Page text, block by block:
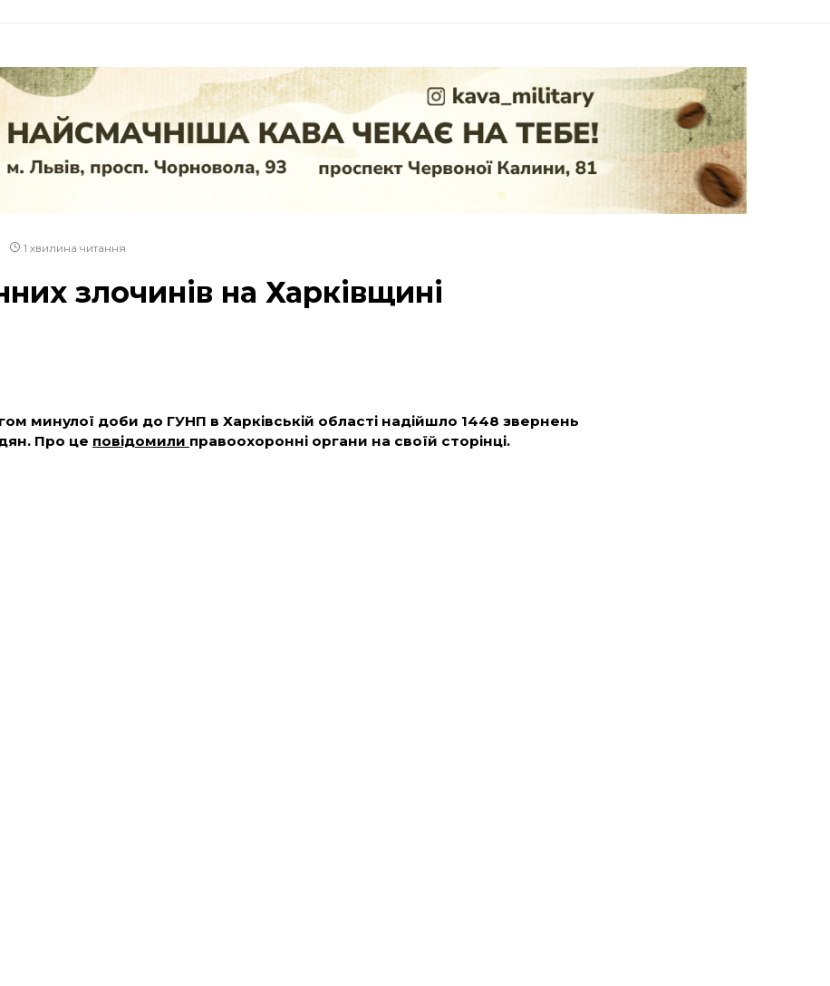
1 хвилина читання
злочинів на Харківщині
минулої доби до ГУНП в Харківській області надійшло 1448 звернень
Про це повідомили правоохоронні органи на своїй сторінці.